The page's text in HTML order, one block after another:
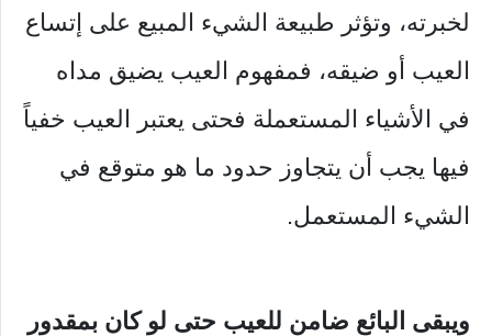
لخبرته، وتؤثر طبيعة الشيء المبيع على إتساع
العيب أو ضيقه، فمفهوم العيب يضيق مداه
في الأشياء المستعملة فحتى يعتبر العيب خفياً
فيها يجب أن يتجاوز حدود ما هو متوقع في
الشيء المستعمل.
ويبقى البائع ضامن للعيب حتى لو كان بمقدور